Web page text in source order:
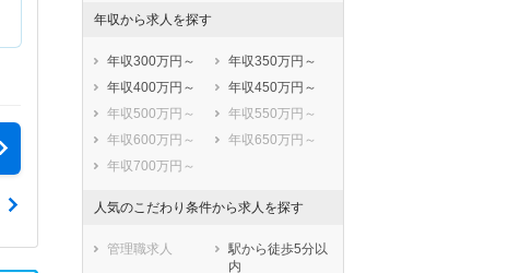
年収から求人を探す
年収300万円～
年収350万円～
年収400万円～
年収450万円～
年収500万円～
年収550万円～
年収600万円～
年収650万円～
年収700万円～
人気のこだわり条件から求人を探す
管理職求人
駅から徒歩5分以
内